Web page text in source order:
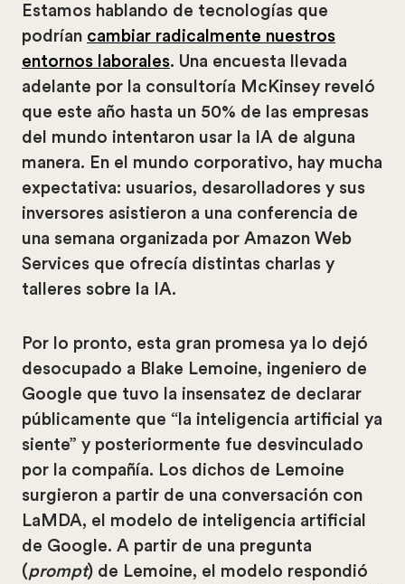
Estamos hablando de tecnologías que
podrían cambiar radicalmente nuestros
entornos laborales. Una encuesta llevada
adelante por la consultoría McKinsey reveló
que este año hasta un 50% de las empresas
del mundo intentaron usar la IA de alguna
manera. En el mundo corporativo, hay mucha
expectativa: usuarios, desarolladores y sus
inversores asistieron a una conferencia de
una semana organizada por Amazon Web
Services que ofrecía distintas charlas y
talleres sobre la IA.
Por lo pronto, esta gran promesa ya lo dejó
desocupado a Blake Lemoine, ingeniero de
Google que tuvo la insensatez de declarar
públicamente que “la inteligencia artificial ya
siente” y posteriormente fue desvinculado
por la compañía. Los dichos de Lemoine
surgieron a partir de una conversación con
LaMDA, el modelo de inteligencia artificial
de Google. A partir de una pregunta
(prompt) de Lemoine, el modelo respondió